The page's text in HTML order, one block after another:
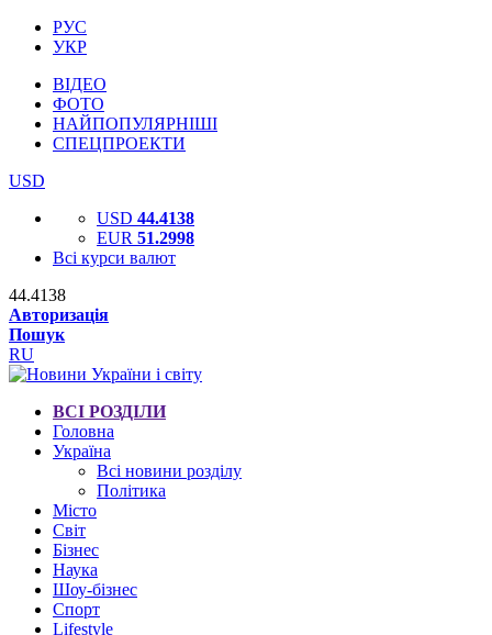
РУС
УКР
ВІДЕО
ФОТО
НАЙПОПУЛЯРНІШІ
СПЕЦПРОЕКТИ
USD
USD 44.4138
EUR 51.2998
Всі курси валют
44.4138
Авторизація
Пошук
RU
ВСІ РОЗДІЛИ
Головна
Україна
Всі новини розділу
Політика
Місто
Світ
Бізнес
Наука
Шоу-бізнес
Спорт
Lifestyle